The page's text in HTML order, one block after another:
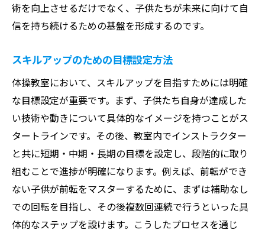
術を向上させるだけでなく、子供たちが未来に向けて自
信を持ち続けるための基盤を形成するのです。
スキルアップのための目標設定方法
体操教室において、スキルアップを目指すためには明確
な目標設定が重要です。まず、子供たち自身が達成した
い技術や動きについて具体的なイメージを持つことがス
タートラインです。その後、教室内でインストラクター
と共に短期・中期・長期の目標を設定し、段階的に取り
組むことで進捗が明確になります。例えば、前転ができ
ない子供が前転をマスターするために、まずは補助なし
での回転を目指し、その後複数回連続で行うといった具
体的なステップを設けます。こうしたプロセスを通じ